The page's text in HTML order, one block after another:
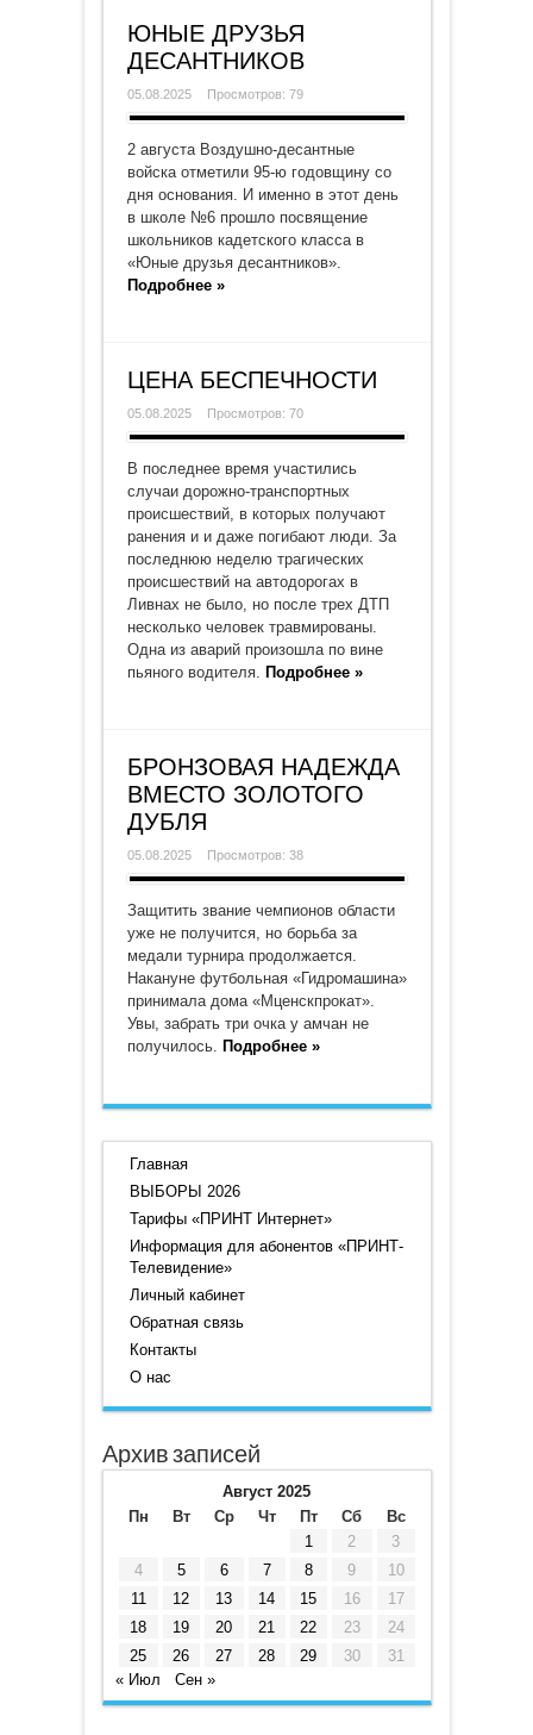
ЮНЫЕ ДРУЗЬЯ
ДЕСАНТНИКОВ
05.08.2025 Просмотров: 79
2 августа Воздушно-десантные
войска отметили 95-ю годовщину со
дня основания. И именно в этот день
в школе №6 прошло посвящение
школьников кадетского класса в
«Юные друзья десантников».
Подробнее »
ЦЕНА БЕСПЕЧНОСТИ
05.08.2025 Просмотров: 70
В последнее время участились
случаи дорожно-транспортных
происшествий, в которых получают
ранения и и даже погибают люди. За
последнюю неделю трагических
происшествий на автодорогах в
Ливнах не было, но после трех ДТП
несколько человек травмированы.
Одна из аварий произошла по вине
пьяного водителя. Подробнее »
БРОНЗОВАЯ НАДЕЖДА
ВМЕСТО ЗОЛОТОГО
ДУБЛЯ
05.08.2025 Просмотров: 38
Защитить звание чемпионов области
уже не получится, но борьба за
медали турнира продолжается.
Накануне футбольная «Гидромашина»
принимала дома «Мценскпрокат».
Увы, забрать три очка у амчан не
получилось. Подробнее »
Главная
ВЫБОРЫ 2026
Тарифы «ПРИНТ Интернет»
Информация для абонентов «ПРИНТ-
Телевидение»
Личный кабинет
Обратная связь
Контакты
О нас
Архив записей
Август 2025
Пн
Вт Ср Чт Пт Сб
Вс
1
2
3
4
5 6 7 8 9
10
11
12 13 14 15 16
17
18
19 20 21 22 23
24
25
26 27 28 29 30
31
« Июл
Сен »